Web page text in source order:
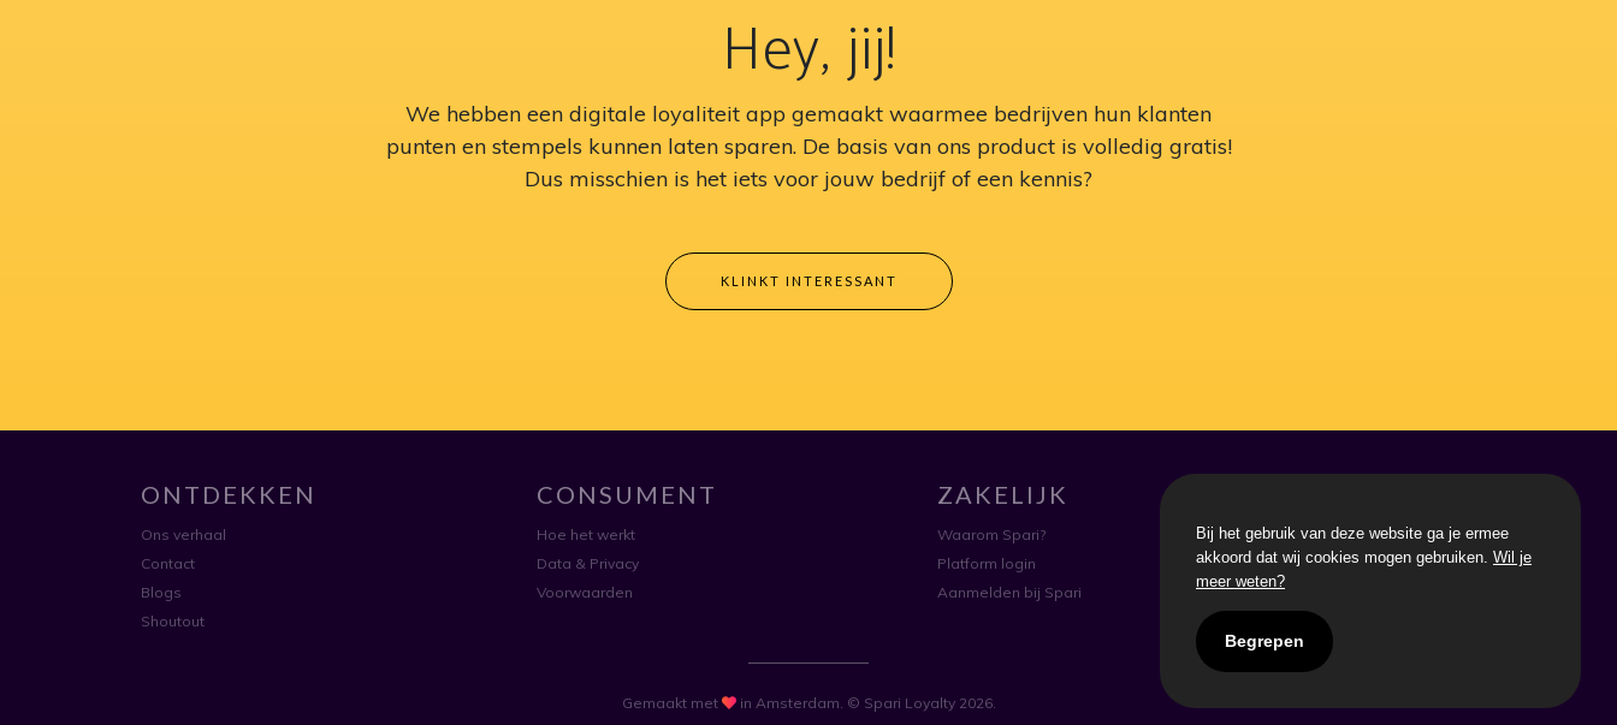
Hey, jij!
We hebben een digitale loyaliteit app gemaakt waarmee bedrijven hun klanten
punten en stempels kunnen laten sparen. De basis van ons product is volledig gratis!
Dus misschien is het iets voor jouw bedrijf of een kennis?
KLINKT INTERESSANT
ONTDEKKEN
Ons verhaal
Contact
Blogs
Shoutout
CONSUMENT
Hoe het werkt
Data & Privacy
Voorwaarden
ZAKELIJK
Waarom Spari?
Platform login
Aanmelden bij Spari
Digitale klantenkaart
Digitale stempelkaart
Gemaakt met in Amsterdam. © Spari Loyalty 2026.
Bij het gebruik van deze website ga je ermee
akkoord dat wij cookies mogen gebruiken. Wil je
meer weten?
Begrepen